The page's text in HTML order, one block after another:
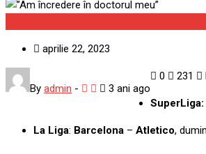
aprilie 22, 2023
By admin - 3 ani ago
0 231
SuperLiga:
La Liga: Barcelona – Atletico,